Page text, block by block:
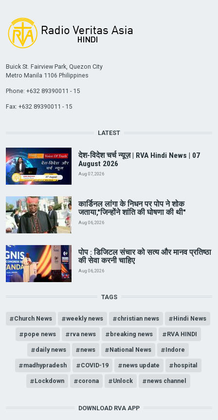
Buick St. Fairview Park, Quezon City
Metro Manila 1106 Philippines
Phone: +632 89390011 - 15
Fax: +632 89390011 - 15
LATEST
देश-विदेश चर्च न्यूज़ | RVA Hindi News | 07
August 2026
Aug 07, 2026
कार्डिनल लांगा के निधन पर पोप ने शोक
जताया,"जिन्होंने शांति की घोषणा की थी"
Aug 06, 2026
पोप : डिजिटल संचार को सत्य और मानव प्रतिष्ठा
की सेवा करनी चाहिए
Aug 06, 2026
TAGS
Church News weekly news christian news Hindi News
pope news rva news breaking news RVA HINDI
daily news news National News Indore
madhypradesh COVID-19 news update hospital
Lockdown corona Unlock news channel
DOWNLOAD RVA APP